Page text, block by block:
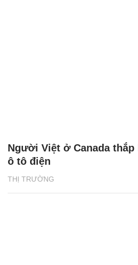
THỊ TRƯỜNG
Người Việt ở Canada
ô tô điện